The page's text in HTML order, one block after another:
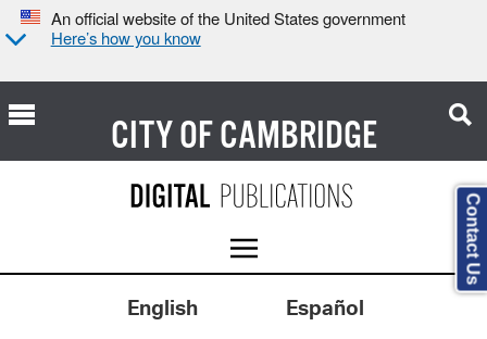
An official website of the United States government
Here’s how you know
CITY OFCAMBRIDGE
English
Español
Contact Us